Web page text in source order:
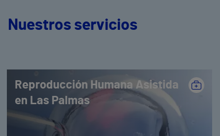
Nuestros servicios
Reproducción Humana Asistida
en Las Palmas